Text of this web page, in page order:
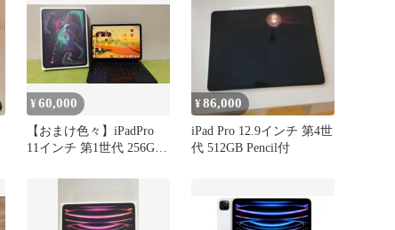
¥60,000
【おまけ色々】iPadPro
11インチ 第1世代 256GB
¥86,000
iPad Pro 12.9インチ 第4世
代 512GB Pencil付